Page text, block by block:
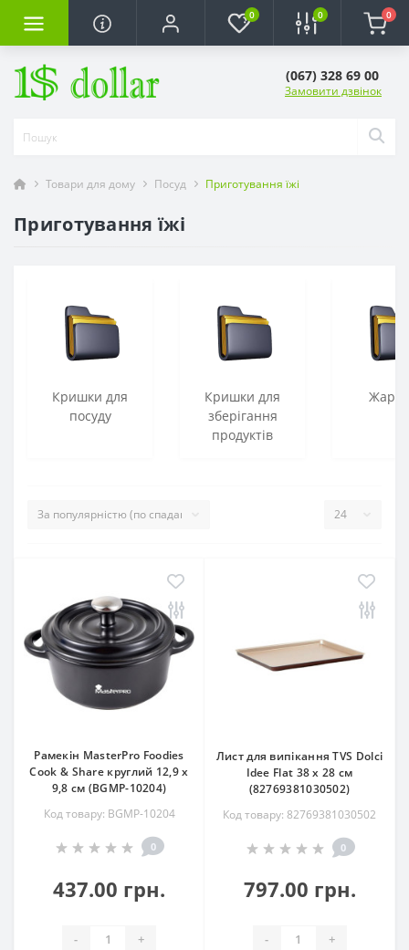
0 0 0
(067) 328 69 00
Замовити дзвінок
Товари для дому Посуд Приготування їжі
Приготування їжі
Кришки для
посуду
Кришки для
зберігання
продуктів
Рамекін MasterPro Foodies
Cook & Share круглий 12,9 х
9,8 см (BGMP-10204)
Код товару: BGMP-10204
0
437.00 грн.
- +
Лист для випікання TVS Dolci
Idee Flat 38 х 28 см
(82769381030502)
Код товару: 82769381030502
0
797.00 грн.
- +